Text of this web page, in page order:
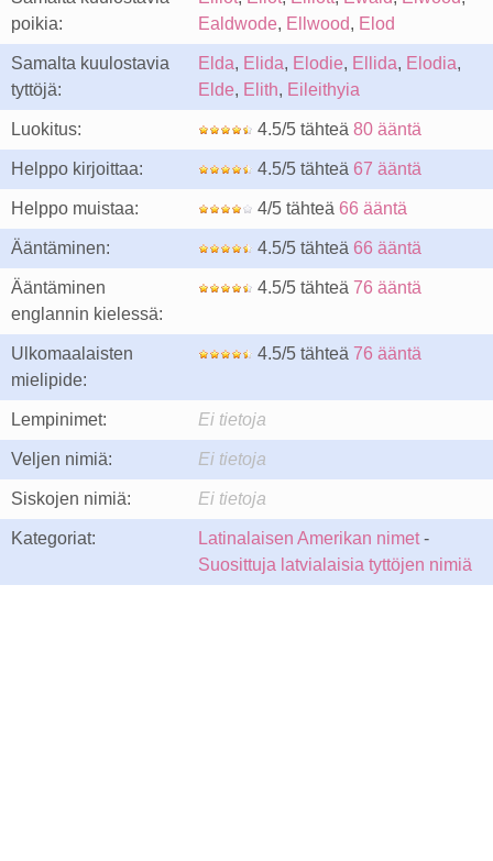
poikia:
Ealdwode, Ellwood, Elod
Samalta kuulostavia
tyttöjä:
Elda, Elida, Elodie, Ellida, Elodia,
Elde, Elith, Eileithyia
Luokitus: 4.5/5 tähteä 80 ääntä
Helppo kirjoittaa: 4.5/5 tähteä 67 ääntä
Helppo muistaa: 4/5 tähteä 66 ääntä
Ääntäminen: 4.5/5 tähteä 66 ääntä
Ääntäminen
englannin kielessä:
4.5/5 tähteä 76 ääntä
Ulkomaalaisten
mielipide:
4.5/5 tähteä 76 ääntä
Lempinimet: Ei tietoja
Veljen nimiä: Ei tietoja
Siskojen nimiä: Ei tietoja
Kategoriat: Latinalaisen Amerikan nimet-
Suosittuja latvialaisia tyttöjen nimiä